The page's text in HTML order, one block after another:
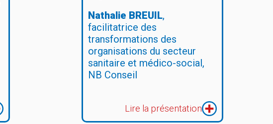
Nathalie BREUIL,
facilitatrice des
transformations des
organisations du secteur
sanitaire et médico-social,
NB Conseil
Lire la présentation